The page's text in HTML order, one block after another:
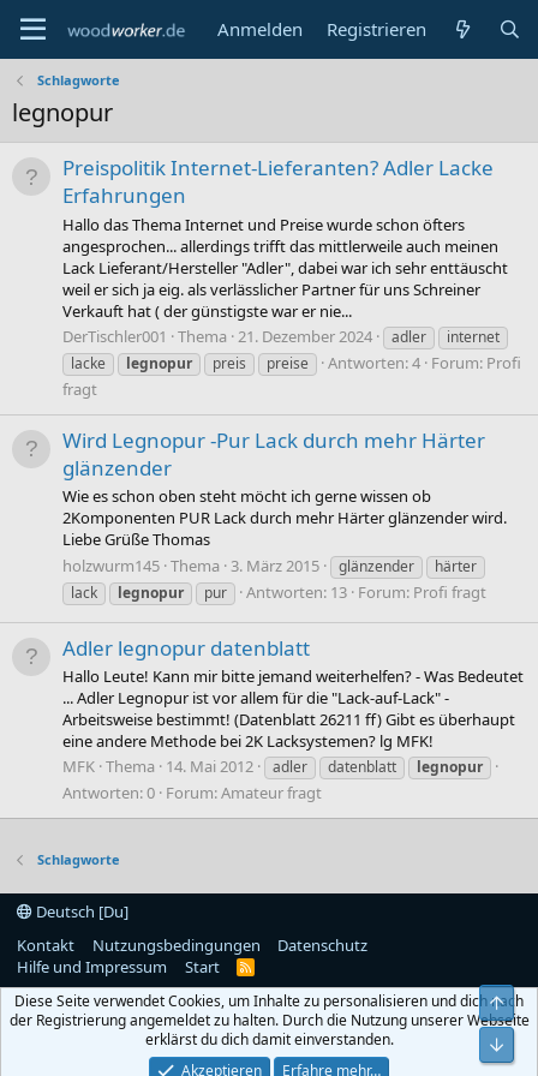
Anmelden Registrieren
Schlagworte
legnopur
Preispolitik Internet-Lieferanten? Adler Lacke
Erfahrungen
Hallo das Thema Internet und Preise wurde schon öfters
angesprochen... allerdings trifft das mittlerweile auch meinen
Lack Lieferant/Hersteller "Adler", dabei war ich sehr enttäuscht
weil er sich ja eig. als verlässlicher Partner für uns Schreiner
Verkauft hat ( der günstigste war er nie...
DerTischler001
Thema 21. Dezember 2024 adler
internet
lacke
legnopur preis preise Antworten: 4 Forum: Profi
fragt
Wird Legnopur -Pur Lack durch mehr Härter
glänzender
Wie es schon oben steht möcht ich gerne wissen ob
2Komponenten PUR Lack durch mehr Härter glänzender wird.
Liebe Grüße Thomas
holzwurm145 Thema 3. März 2015 glänzender
härter
lack
legnopur pur Antworten: 13 Forum: Profi fragt
Adler legnopur datenblatt
Hallo Leute! Kann mir bitte jemand weiterhelfen? - Was Bedeutet
... Adler Legnopur ist vor allem für die "Lack-auf-Lack" -
Arbeitsweise bestimmt! (Datenblatt 26211 ff) Gibt es überhaupt
eine andere Methode bei 2K Lacksystemen? lg MFK!
MFK Thema 14. Mai 2012 adler datenblatt legnopur
Antworten: 0 Forum:Amateur fragt
Schlagworte
Deutsch [Du]
Kontakt
Nutzungsbedingungen
Datenschutz
Hilfe und Impressum
Start
R
S
Diese Seite verwendet Cookies, um Inhalte zu personalisieren und dich nach
der Registrierung angemeldet zu halten. Durch die Nutzung unserer Webseite
erklärst du dich damit einverstanden.
Akzeptieren
Erfahre mehr…